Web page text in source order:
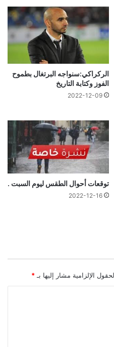
الركراكي:سنواجه البرتغال بطموح
الفوز وكتابة التاريخ
2022-12-09
توقعات أحوال الطقس ليوم السبت .
2022-12-16
الإلزامية مشار إليها بـ *